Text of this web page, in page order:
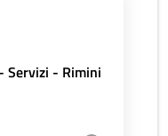
Servizi - Rimini